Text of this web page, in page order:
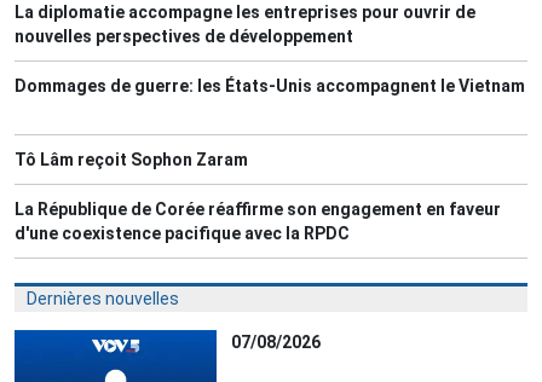
La diplomatie accompagne les entreprises pour ouvrir de
nouvelles perspectives de développement
Dommages de guerre: les États-Unis accompagnent le Vietnam
Tô Lâm reçoit Sophon Zaram
La République de Corée réaffirme son engagement en faveur
d'une coexistence pacifique avec la RPDC
Dernières nouvelles
07/08/2026